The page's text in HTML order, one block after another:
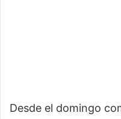
Desde el domingo